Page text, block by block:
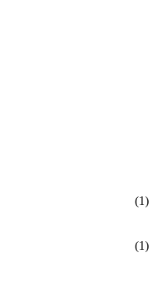
(1)
(1)